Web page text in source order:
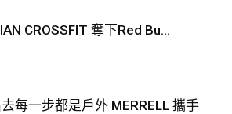
CROSSFIT 奪下Red Bu...
每一步都是戶外 MERRELL 攜手